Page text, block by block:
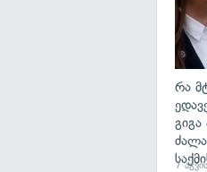
რა
გიგა
7